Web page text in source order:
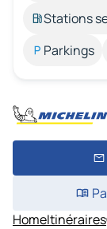
Stations
Parkings
HomeItinéraires